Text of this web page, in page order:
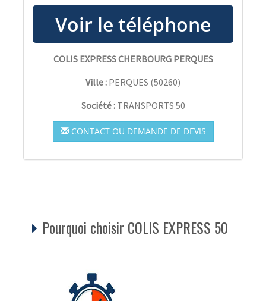
COLIS EXPRESS CHERBOURG PERQUES
Ville : PERQUES (50260)
Société : TRANSPORTS 50
CONTACT OU DEMANDE DE DEVIS
Pourquoi choisir COLIS EXPRESS 50